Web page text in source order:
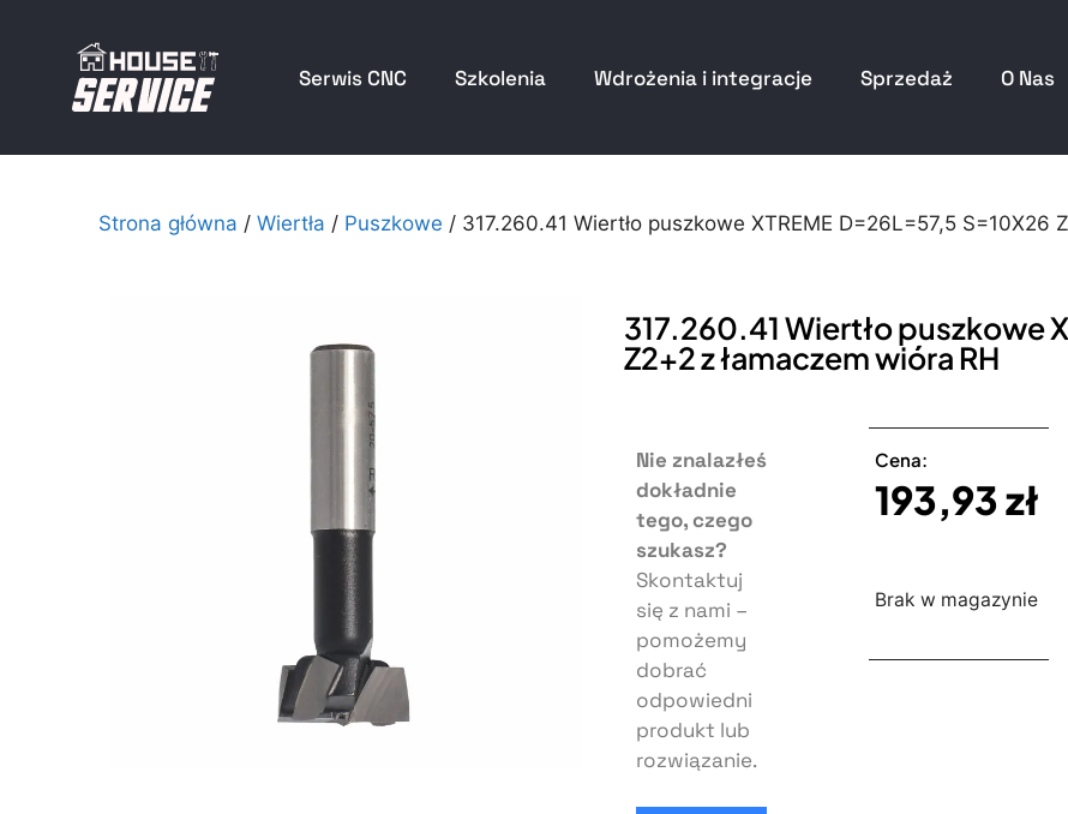
Serwis CNC Szkolenia Wdrożenia i integracje Sprzedaż O Nas
Strona główna / Wiertła / Puszkowe / 317.260.41 Wiertło puszkowe XTREME D=26L=57,5 S=10X26
317.260.41 Wiertło puszkowe
Z2+2 z łamaczem wióra RH
Nie znalazłeś
dokładnie
tego, czego
szukasz?
Skontaktuj
się z nami –
pomożemy
dobrać
odpowiedni
produkt lub
rozwiązanie.
Cena:
193,93zł
Brak w magazynie